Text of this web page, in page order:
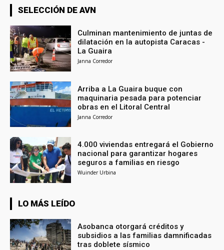
SELECCIÓN DE AVN
Culminan mantenimiento de juntas de
dilatación en la autopista Caracas -
La Guaira
Janna Corredor
Arriba a La Guaira buque con
maquinaria pesada para potenciar
obras en el Litoral Central
Janna Corredor
4.000 viviendas entregará el Gobierno
nacional para garantizar hogares
seguros a familias en riesgo
Wuinder Urbina
LO MÁS LEÍDO
Asobanca otorgará créditos y
subsidios a las familias damnificadas
tras doblete sísmico